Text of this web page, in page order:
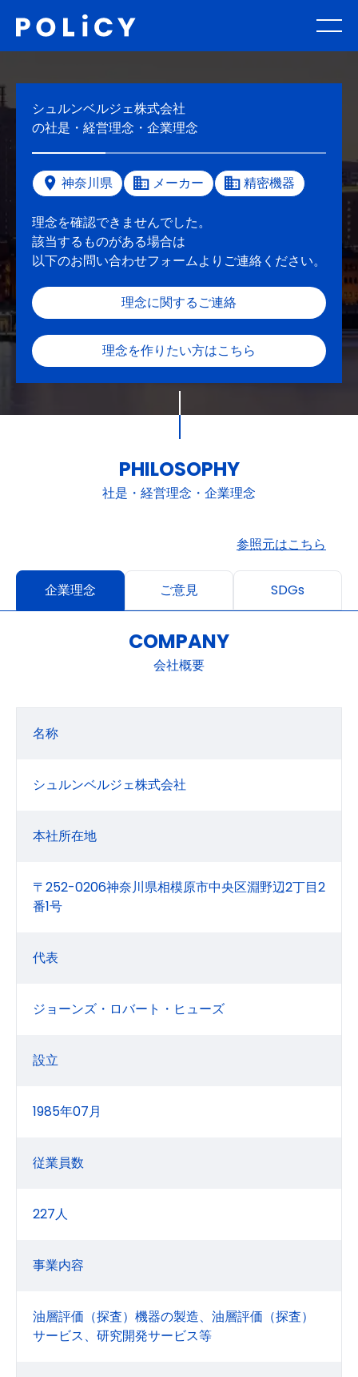
シュルンベルジェ株式会社
の社是・経営理念・企業理念
神奈川県 メーカー 精密機器
理念を確認できませんでした。
該当するものがある場合は
以下のお問い合わせフォームよりご連絡ください。
理念に関するご連絡
理念を作りたい方はこちら
PHILOSOPHY
社是・経営理念・企業理念
参照元はこちら
企業理念 ご意見 SDGs
COMPANY
会社概要
名称
シュルンベルジェ株式会社
本社所在地
〒252-0206神奈川県相模原市中央区淵野辺2丁目2
番1号
代表
ジョーンズ・ロバート・ヒューズ
設立
1985年07月
従業員数
227人
事業内容
油層評価（探査）機器の製造、油層評価（探査）
サービス、研究開発サービス等